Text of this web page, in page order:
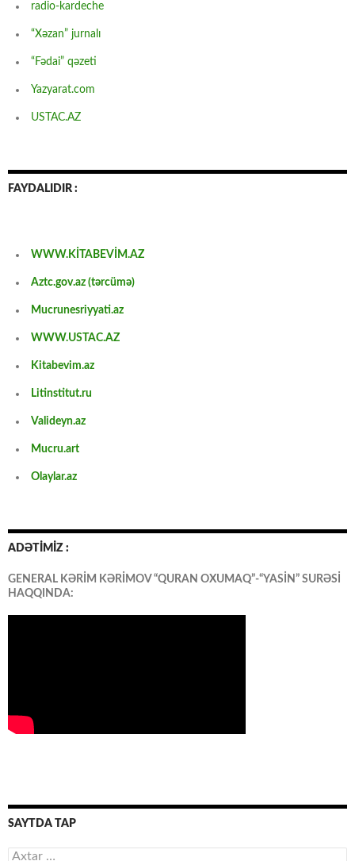
radio-kardeche
“Xəzan” jurnalı
“Fədai” qəzeti
Yazyarat.com
USTAC.AZ
FAYDALIDIR :
WWW.KİTABEVİM.AZ
Aztc.gov.az (tərcümə)
Mucrunesriyyati.az
WWW.USTAC.AZ
Kitabevim.az
Litinstitut.ru
Valideyn.az
Mucru.art
Olaylar.az
ADƏTİMİZ :
GENERAL KƏRİM KƏRİMOV “QURAN OXUMAQ”-“YASİN” SURƏSİ
HAQQINDA:
SAYTDA TAP
Axtarış: